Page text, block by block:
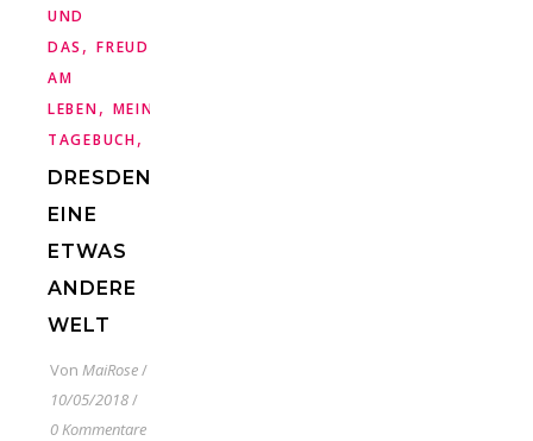
UND
DAS ,FREUDE
AM
LEBEN, MEIN
TAGEBUCH,
DRESDEN,
EINE
ETWAS
ANDERE
WELT
Von MaiRose/
10/05/2018/
0 Kommentare